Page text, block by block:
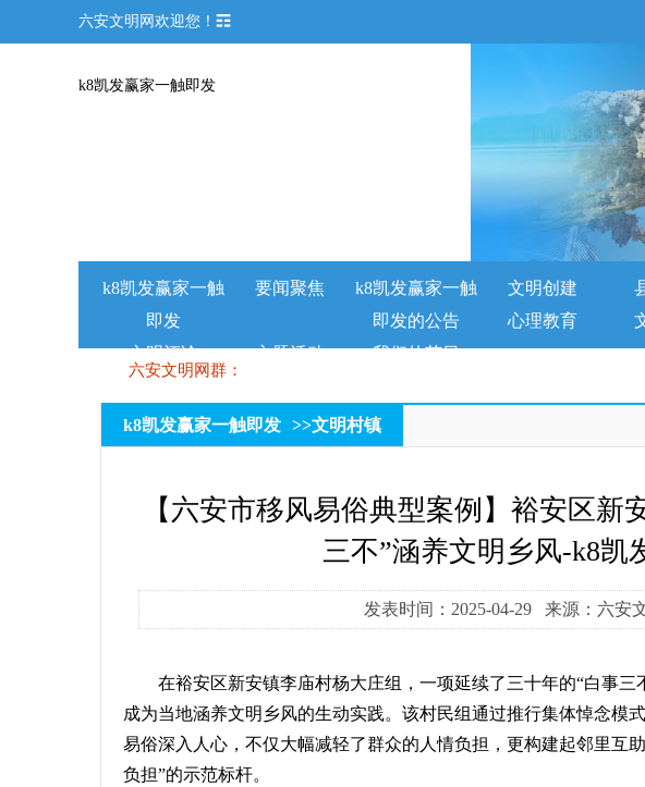
六安文明网欢迎您！☶
k8凯发赢家一触即发
k8凯发赢家一触
即发
要闻聚焦
k8凯发赢家一触
即发的公告
文明创建
心理教育
文明评论
主题活动 我们的节日
六安文明网群：
k8凯发赢家一触即发 >>文明村镇
【六安市移风易俗典型案例】裕安区新
三不”涵养文明乡风-k8凯
发表时间：2025-04-29 来源：六安
在裕安区新安镇李庙村杨大庄组，一项延续了三十年的“白事三
成为当地涵养文明乡风的生动实践。该村民组通过推行集体悼念模
易俗深入人心，不仅大幅减轻了群众的人情负担，更构建起邻里互
负担”的示范标杆。